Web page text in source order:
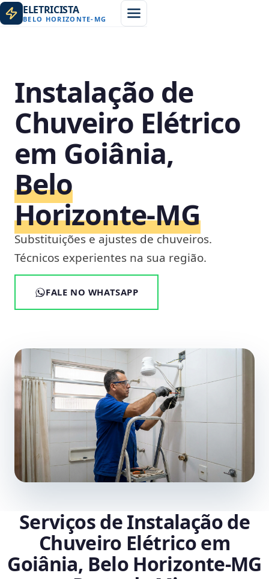
ELETRICISTA
BELO HORIZONTE- MG
Instalação de
Chuveiro Elétrico
em Goiânia,
Belo
Horizonte‑MG
Substituições e ajustes de chuveiros.
Técnicos experientes na sua região.
FALE NO WHATSAPP
Serviços de Instalação de
Chuveiro Elétrico em
Goiânia, Belo Horizonte‑MG